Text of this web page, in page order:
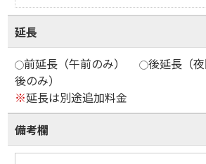
延長
前延長（午前のみ）
後延長（
後のみ）
※延長は別途追加料金
備考欄